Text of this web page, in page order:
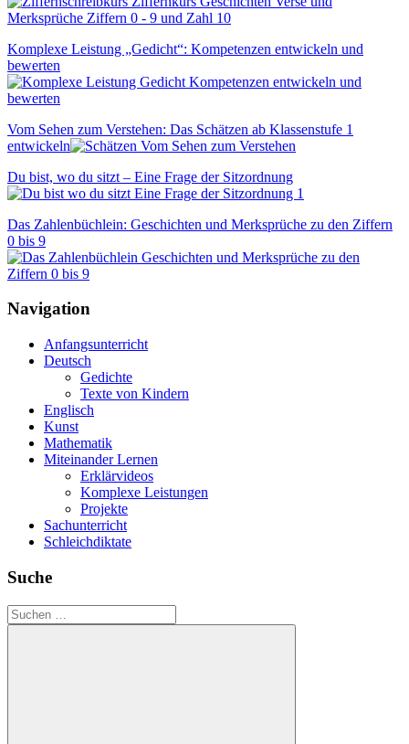
Komplexe Leistung „Gedicht“: Kompetenzen entwickeln und
bewerten
Vom Sehen zum Verstehen: Das Schätzen ab Klassenstufe 1
entwickeln
Du bist, wo du sitzt – Eine Frage der Sitzordnung
Das Zahlenbüchlein: Geschichten und Merksprüche zu den Ziffern
0 bis 9
Navigation
Anfangsunterricht
Deutsch
Gedichte
Texte von Kindern
Englisch
Kunst
Mathematik
Miteinander Lernen
Erklärvideos
Komplexe Leistungen
Projekte
Sachunterricht
Schleichdiktate
Suche
Suchen
nach: